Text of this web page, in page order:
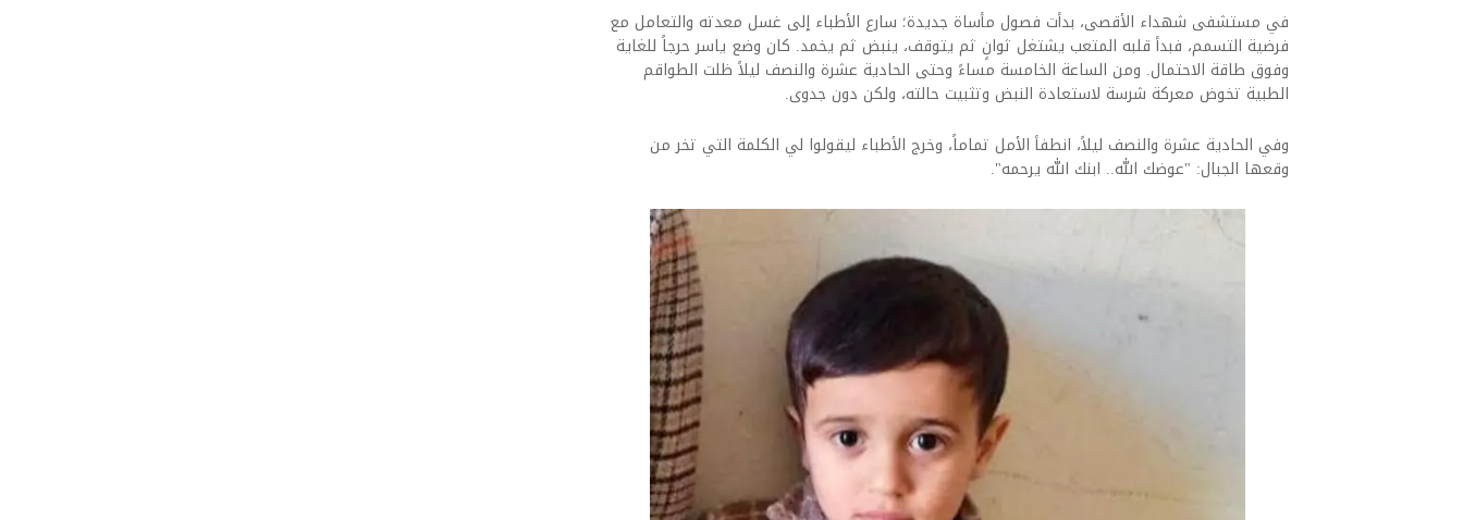
في مستشفى شهداء الأقصى، بدأت فصول مأساة جديدة؛ سارع الأطباء إلى غسل معدته والتعامل مع
فرضية التسمم، فبدأ قلبه المتعب يشتغل ثوانٍ ثم يتوقف، ينبض ثم يخمد. كان وضع ياسر حرجاً للغاية
وفوق طاقة الاحتمال. ومن الساعة الخامسة مساءً وحتى الحادية عشرة والنصف ليلاً ظلت الطواقم
الطبية تخوض معركة شرسة لاستعادة النبض وتثبيت حالته، ولكن دون جدوى.
وفي الحادية عشرة والنصف ليلاً، انطفأ الأمل تماماً، وخرج الأطباء ليقولوا لي الكلمة التي تخر من
وقعها الجبال: "عوضك الله.. ابنك الله يرحمه".